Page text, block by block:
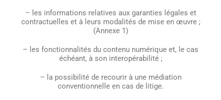
– les informations relatives aux garanties légales et
contractuelles et à leurs modalités de mise en œuvre ;
(Annexe 1)
– les fonctionnalités du contenu numérique et, le cas
échéant, à son interopérabilité ;
– la possibilité de recourir à une médiation
conventionnelle en cas de litige.